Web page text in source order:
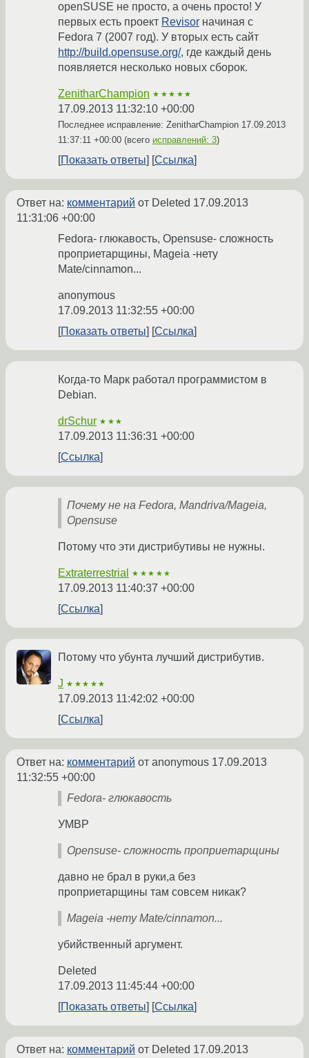
openSUSE не просто, а очень просто! У
первых есть проект Revisor начиная с
Fedora 7 (2007 год). У вторых есть сайт
http://build.opensuse.org/, где каждый день
появляется несколько новых сборок.
ZenitharChampion ★★★★★
17.09.2013 11:32:10 +00:00
Последнее исправление: ZenitharChampion 17.09.2013
11:37:11 +00:00 (всего исправлений: 3)
Показать ответы Ссылка
Ответ на: комментарий от Deleted 17.09.2013
11:31:06 +00:00
Fedora- глюкавость, Opensuse- сложность
проприетарщины, Mageia -нету
Mate/cinnamon...
anonymous
17.09.2013 11:32:55 +00:00
Показать ответы
Ссылка
Когда-то Марк работал программистом в
Debian.
drSchur ★★★
17.09.2013 11:36:31 +00:00
Ссылка
Почему не на Fedora, Mandriva/Mageia,
Opensuse
Потому что эти дистрибутивы не нужны.
Extraterrestrial ★★★★★
17.09.2013 11:40:37 +00:00
Ссылка
Потому что убунта лучший дистрибутив.
J ★★★★★
17.09.2013 11:42:02 +00:00
Ссылка
Ответ на: комментарий от anonymous 17.09.2013
11:32:55 +00:00
Fedora- глюкавость
УМВР
Opensuse- сложность проприетарщины
давно не брал в руки,а без
проприетарщины там совсем никак?
Mageia -нету Mate/cinnamon...
убийственный аргумент.
Deleted
17.09.2013 11:45:44 +00:00
Показать ответы
Ссылка
Ответ на: комментарий от Deleted 17.09.2013